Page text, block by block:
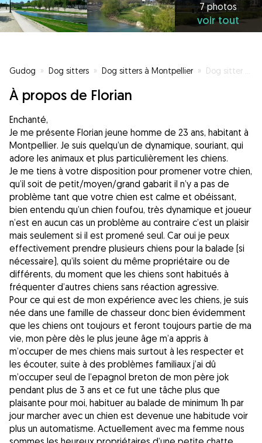
7 photos
voir tout
Gudog » Dog sitters » Dog sitters à Montpellier » Dog sitter pour promenade Dispo 6/7j 🦮🐕‍🦺🐕🐩
À propos de Florian
Enchanté,
Je me présente Florian jeune homme de 23 ans, habitant à
Montpellier. Je suis quelqu’un de dynamique, souriant, qui
adore les animaux et plus particulièrement les chiens.
Je me tiens à votre disposition pour promener votre chien,
qu’il soit de petit/moyen/grand gabarit il n’y a pas de
problème tant que votre chien est calme et obéissant,
bien entendu qu’un chien foufou, très dynamique et joueur
n’est en aucun cas un problème au contraire c’est un plaisir
mais seulement si il est promené seul. Car oui je peux
effectivement prendre plusieurs chiens pour la balade (si
nécessaire), qu’ils soient du même propriétaire ou de
différents, du moment que les chiens sont habitués à
fréquenter d’autres chiens sans réaction agressive.
Pour ce qui est de mon expérience avec les chiens, je suis
née dans une famille de chasseur donc bien évidemment
que les chiens ont toujours et feront toujours partie de ma
vie, mon père dès le plus jeune âge m’a appris à
m’occuper de mes chiens mais surtout à les respecter et
les écouter, suite à des problèmes familiaux j’ai dû
m’occuper seul de l’epagnol breton de mon père jok
pendant plus de 3 ans et ce fut une tâche plus que
plaisante pour moi, habituer au balade de minimum 1h par
jour marcher avec un chien est devenue une habitude voir
plus un automatisme. Actuellement avec ma femme nous